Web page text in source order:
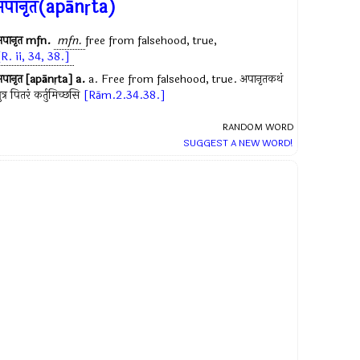
mfn. mfn. free from falsehood, true,
ii, 34, 38.]
[apānṛta]a.a. Free from falsehood, true. अपानृतकथं
पितरं कर्तुमिच्छसि [Rām.2.34.38.]
RANDOM WORD
SUGGEST A NEW WORD!